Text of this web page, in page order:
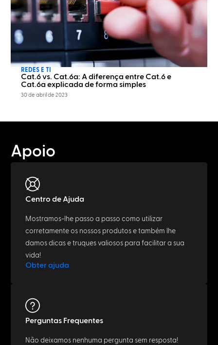
REDES E TI
Cat.6 vs. Cat.6a: A diferença entre Cat.6 e
Cat.6a explicada de forma simples
30 de abril de 2023
Apoio
Centro de Ajuda
Mostramos-lhe passo a passo como utilizar
corretamente os nossos produtos e também lhe
damos dicas e truques valiosos para facilitar a sua
vida!
Obter ajuda
Perguntas Frequentes
Não deixamos nenhuma pergunta sem resposta!